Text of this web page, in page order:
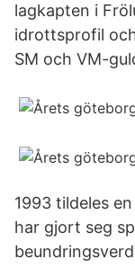
lagkapten i
idrottsprofil
SM och VM-
1993 tildeles
har gjort seg